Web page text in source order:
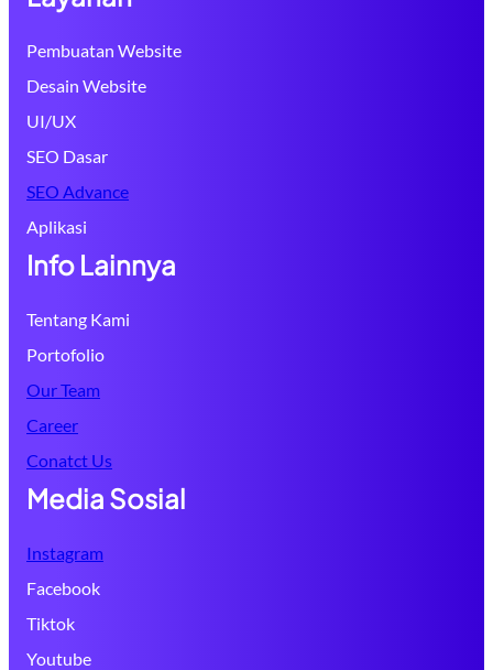
Pembuatan Website
Desain Website
UI/UX
SEO Dasar
SEO Advance
Aplikasi
Info Lainnya
Tentang Kami
Portofolio
Our Team
Career
Conatct Us
Media Sosial
Instagram
Facebook
Tiktok
Youtube